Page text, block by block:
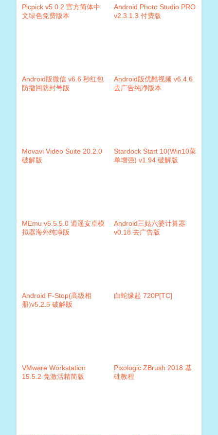
Picpick v5.0.2 官方简体中
文绿色免费版本
Android Photo Studio PRO
v2.3.1.3 付费版
Android版微信 v6.6 秒红包
防撤回防封号版
Android版优酷视频 v6.4.6
去广告纯净版本
Movavi Video Suite 20.2.0
破解版
Stardock Start 10(Win10菜
单增强) v1.94 破解版
MEmu v5.5.5.0 逍遥安卓模
拟器海外纯净版
Android三姑六婆计算器
v0.18 去广告版
Android F-Stop(高级相
册)v5.2.5 破解版
白蛇缘起 720P[TC]
VMware Workstation
15.5.2 免激活精简版
Pixologic ZBrush 2018 基
础教程